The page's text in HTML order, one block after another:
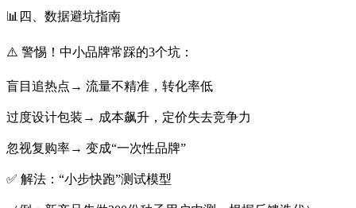
📊四、数据避坑指南
⚠️ 警惕！中小品牌常踩的3个坑：
盲目追热点→ 流量不精准，转化率低
过度设计包装→ 成本飙升，定价失去竞争力
忽视复购率→ 变成“一次性品牌”
✅ 解法：“小步快跑”测试模型